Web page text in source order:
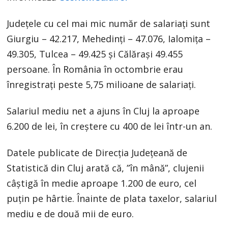
Județele cu cel mai mic număr de salariați sunt
Giurgiu – 42.217, Mehedinți – 47.076, Ialomița –
49.305, Tulcea – 49.425 și Călărași 49.455
persoane. În România în octombrie erau
înregistrați peste 5,75 milioane de salariați.
Salariul mediu net a ajuns în Cluj la aproape
6.200 de lei, în creștere cu 400 de lei într-un an.
Datele publicate de Direcția Județeană de
Statistică din Cluj arată că, ”în mână”, clujenii
câștigă în medie aproape 1.200 de euro, cel
puțin pe hârtie. Înainte de plata taxelor, salariul
mediu e de două mii de euro.